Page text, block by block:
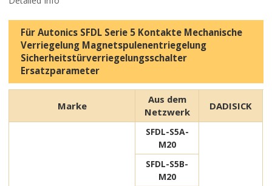
Für Autonics SFDL Serie 5 Kontakte Mechanische
Verriegelung Magnetspulenentriegelung
Sicherheitstürverriegelungsschalter
Ersatzparameter
Marke
Aus dem
Netzwerk
DADISICK
SFDL-S5A-
M20
SFDL-S5B-
M20